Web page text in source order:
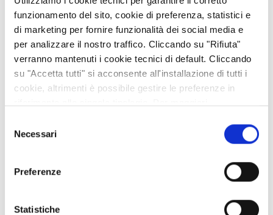
funzionamento del sito, cookie di preferenza, statistici e
di marketing per fornire funzionalità dei social media e
per analizzare il nostro traffico. Cliccando su "Rifiuta"
verranno mantenuti i cookie tecnici di default. Cliccando
su "Accetta tutti" si acconsente all'installazione di tutti i
cookie, altrimenti è possibile gestire le preferenze in
delNecessari
Preferenze
Statistiche